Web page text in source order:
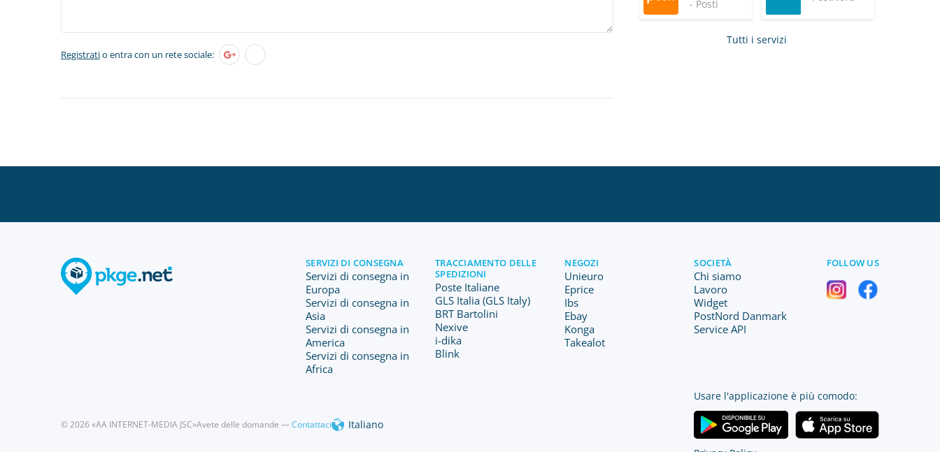
Registratio entra con un rete sociale:
- Posti
Tutti i servizi
SERVIZI DI CONSEGNA
Servizi di consegna in
Europa
Servizi di consegna in
Asia
Servizi di consegna in
America
Servizi di consegna in
Africa
TRACCIAMENTO DELLE
SPEDIZIONI
Poste Italiane
GLS Italia (GLS Italy)
BRT Bartolini
Nexive
i-dika
Blink
NEGOZI
Unieuro
Eprice
Ibs
Ebay
Konga
Takealot
SOCIETÀ
Chi siamo
Lavoro
Widget
PostNord Danmark
Service API
FOLLOW US
© 2026 «AA INTERNET-MEDIA JSC»Avete delle domande —Contattaci Italiano
Usare l'applicazione è più comodo: